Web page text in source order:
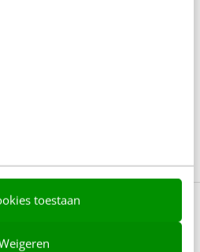
toestaan
volg ze via een